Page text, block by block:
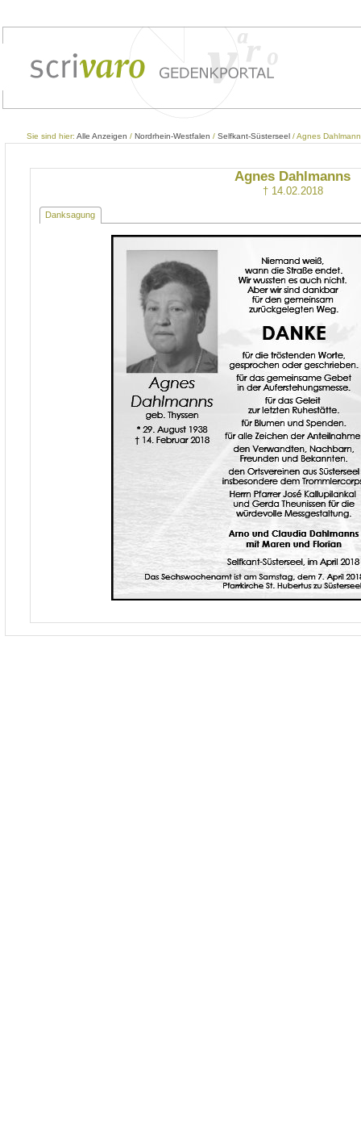
Sie sind hier: Alle Anzeigen / Nordrhein-Westfalen / Selfkant-Süsterseel / Agnes
Agnes Dahlmanns
† 14.02.2018
Danksagung